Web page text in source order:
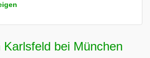
Karlsfeld bei München